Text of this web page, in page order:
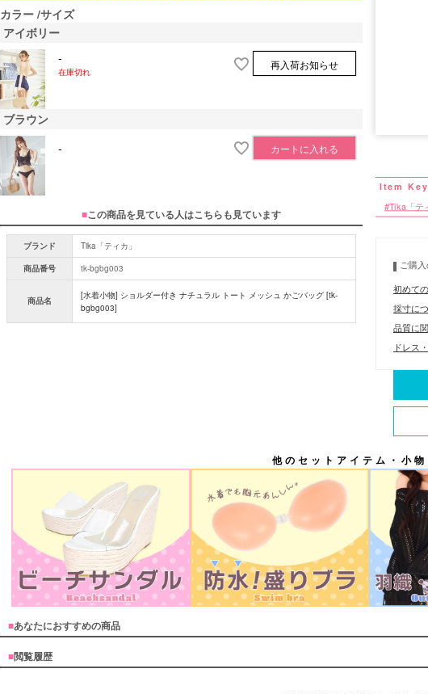
カラー サイズ
アイボリー
-
在庫切れ
再入荷お知らせ
ブラウン
-
カートに入れる
■この商品を見ている人はこちらも見ています
ブランド
Tika「ティカ」
商品番号
tk-bgbg003
商品名
[水着小物] ショルダー付き ナチュラル トート メッシュ かごバッグ [tk-
bgbg003]
Tika「テ
ご購
初めて
採寸に
品質に
ドレス
他のセットアイテム・小物
■あなたにおすすめの商品
■閲覧履歴